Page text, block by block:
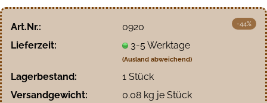
-44%
Art.Nr.:
0920
Lieferzeit:
3-5 Werktage
(Ausland abweichend)
Lagerbestand: 1 Stück
Versandgewicht:
0.08kg je Stück